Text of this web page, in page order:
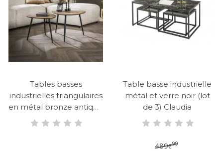
Tables basses
industrielles triangulaires
en métal bronze antique
E...
Table basse industrielle
métal et verre noir (lot
de 3) Claudia
489€99